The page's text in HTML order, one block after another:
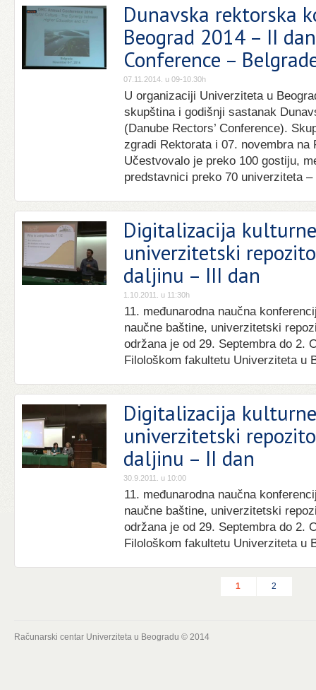
Dunavska rektorska
Beograd 2014 – II
Conference –
07.11.2014. u 09-10.30h
U organizaciji Univerziteta u
skupština i godišnji sastanak
(Danube Rectors’ Conference).
zgradi Rektorata i 07. novembra na
Učestvovalo je preko 100 gostiju,
predstavnici preko 70 univerziteta
Digitalizacija
univerzitetski
daljinu – III dan
1.10.2011. u 11:30h
11. međunarodna naučna
naučne baštine, univerzitetski
održana je od 29. Septembra do 2.
Filološkom fakultetu Univerziteta u
Digitalizacija
univerzitetski
daljinu – II dan
30.9.2011. u 10:00
11. međunarodna naučna
naučne baštine, univerzitetski
održana je od 29. Septembra do 2.
Filološkom fakultetu Univerziteta u
1 2
Računarski centar Univerziteta u Beogradu © 2014